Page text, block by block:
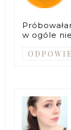
w ogóle